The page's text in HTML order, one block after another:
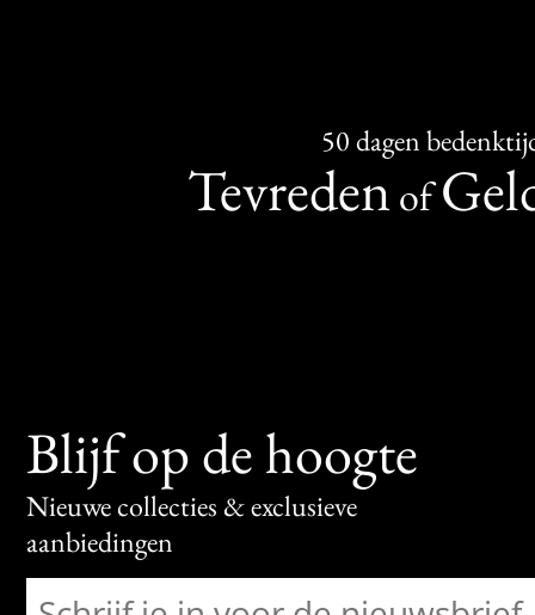
50 dagen
Tevredenof
Blijf op de hoogte
Nieuwe collecties & exclusieve
aanbiedingen